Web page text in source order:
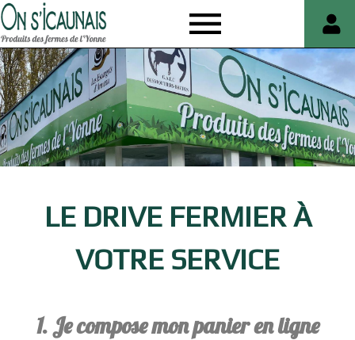
s'icaunais
LE DRIVE FERMIER À
VOTRE SERVICE
1. Je compose mon panier en ligne